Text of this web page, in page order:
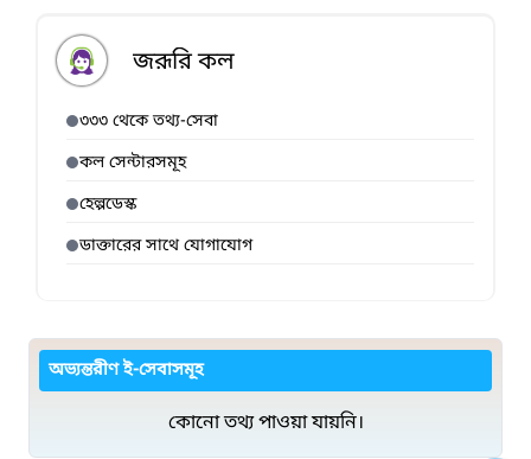
জরূরি কল
৩৩৩ থেকে তথ্য-সেবা
কল সেন্টারসমূহ
হেল্পডেস্ক
ডাক্তারের সাথে যোগাযোগ
অভ্যন্তরীণ ই-সেবাসমূহ
কোনো তথ্য পাওয়া যায়নি।